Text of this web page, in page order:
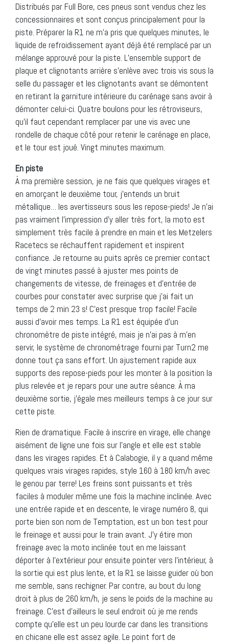
Distribués par Full Bore, ces pneus sont vendus chez les
concessionnaires et sont conçus principalement pour la
piste. Préparer la R1 ne m’a pris que quelques minutes, le
liquide de refroidissement ayant déjà été remplacé par un
mélange approuvé pour la piste. L’ensemble support de
plaque et clignotants arrière s’enlève avec trois vis sous la
selle du passager et les clignotants avant se démontent
en retirant la garniture intérieure du carénage sans avoir à
démonter celui-ci. Quatre boulons pour les rétroviseurs,
qu’il faut cependant remplacer par une vis avec une
rondelle de chaque côté pour retenir le carénage en place,
et le tour est joué. Vingt minutes maximum.
En piste
À ma première session, je ne fais que quelques virages et
en amorçant le deuxième tour, j’entends un bruit
métallique… les avertisseurs sous les repose-pieds! Je n’ai
pas vraiment l’impression d’y aller très fort, la moto est
simplement très facile à prendre en main et les Metzelers
Racetecs se réchauffent rapidement et inspirent
confiance. Je retourne au puits après ce premier contact
de vingt minutes passé à ajuster mes points de
changements de vitesse, de freinages et d’entrée de
courbes pour constater avec surprise que j’ai fait un
temps de 2 min 23 s! C’est presque trop facile! Facile
aussi d’avoir mes temps. La R1 est équipée d’un
chronomètre de piste intégré, mais je n’ai pas à m’en
servir, le système de chronométrage fourni par Turn2 me
donne tout ça sans effort. Un ajustement rapide aux
supports des repose-pieds pour les monter à la position la
plus relevée et je repars pour une autre séance. À ma
deuxième sortie, j’égale mes meilleurs temps à ce jour sur
cette piste.
Rien de dramatique. Facile à inscrire en virage, elle change
aisément de ligne une fois sur l’angle et elle est stable
dans les virages rapides. Et à Calabogie, il y a quand même
quelques vrais virages rapides, style 160 à 180 km/h avec
le genou par terre! Les freins sont puissants et très
faciles à moduler même une fois la machine inclinée. Avec
une entrée rapide et en descente, le virage numéro 8, qui
porte bien son nom de Temptation, est un bon test pour
le freinage et aussi pour le train avant. J’y étire mon
freinage avec la moto inclinée tout en me laissant
déporter à l’extérieur pour ensuite pointer vers l’intérieur, à
la sortie qui est plus lente, et la R1 se laisse guider où bon
me semble, sans rechigner. Par contre, au bout du long
droit à plus de 260 km/h, je sens le poids de la machine au
freinage. C’est d’ailleurs le seul endroit où je me rends
compte qu’elle est un peu lourde car dans les transitions
en chicane elle est assez agile. Le point fort de